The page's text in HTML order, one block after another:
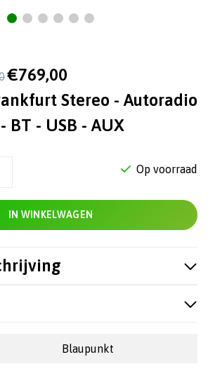
€769,00
Stereo - Autoradio
BT - USB - AUX
Op voorraad
IN WINKELWAGEN
Blaupunkt